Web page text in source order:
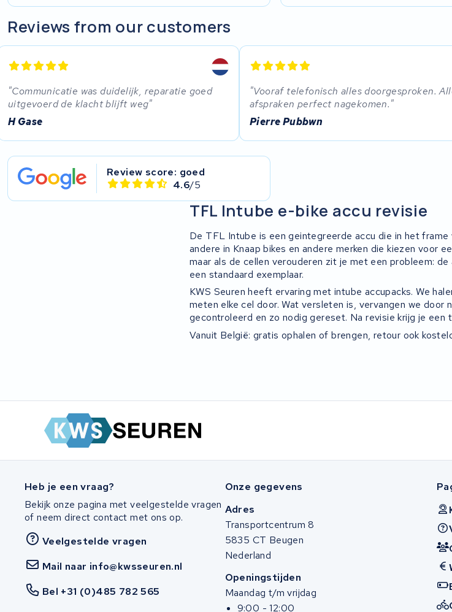
Reviews from our customers
Communicatie was duidelijk, reparatie goed
uitgevoerd de klacht blijft weg
H Gase
Vooraf telefonisch alles doorgesproken.
afspraken perfect nagekomen.
Pierre Pubbwn
Review score: goed
4.6/5
TFL Intube e-bike accu revisie
De TFL Intube is een geintegreerde accu die in het
andere in Knaap bikes en andere merken die kiezen voor
maar als de cellen verouderen zit je met een probleem:
een standaard exemplaar.
KWS Seuren heeft ervaring met intube accupacks. We
meten elke cel door. Wat versleten is, vervangen we door
gecontroleerd en zo nodig gereset. Na revisie krijg je een
Vanuit België: gratis ophalen of brengen, retour ook
Heb je een vraag?
Bekijk onze pagina met veelgestelde vragen
of neem direct contact met ons op.
Veelgestelde vragen
Mail naar info@kwsseuren.nl
Bel +31 (0)485 782 565
Onze gegevens
Adres
Transportcentrum 8
5835 CT Beugen
Nederland
Openingstijden
Maandag t/m vrijdag
9:00 - 12:00